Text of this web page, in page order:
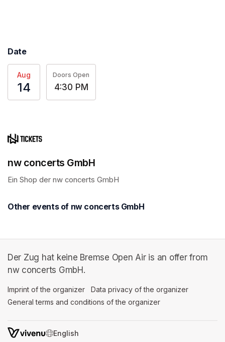
Date
Aug
14
Doors Open
4:30 PM
nw concerts GmbH
Ein Shop der nw concerts GmbH
Other events of nw concerts GmbH
Der Zug hat keine Bremse Open Air is an offer from
nw concerts GmbH.
Imprint of the organizer (opens in a new tab)
Data privacy of the organizer
General terms and conditions of the organizer
SWITCH LANGUAGE